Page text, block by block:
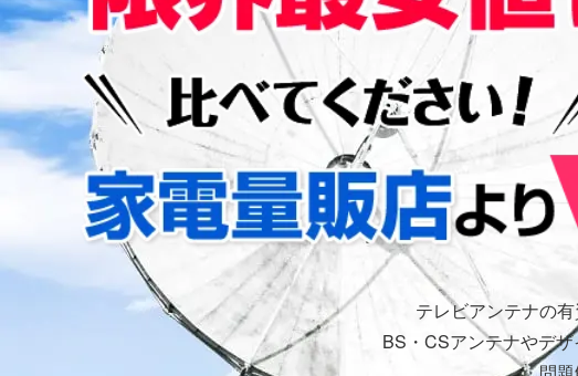
テレビアンテナの
BS・CSアンテナやデ